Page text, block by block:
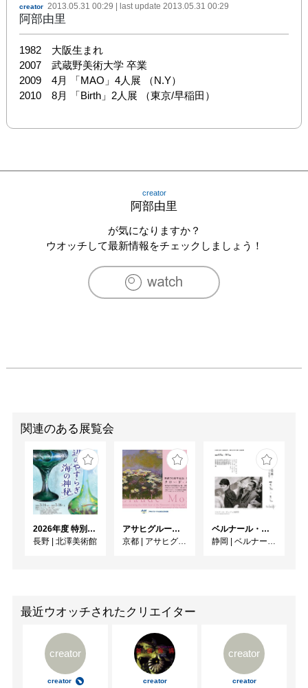
creator 2013.05.31 00:29 | last update 2013.05.31 00:29
阿部由里
1982　大阪生まれ
2007　武蔵野美術大学 卒業
2009　4月 「MAO」4人展 （N.Y）
2010　8月 「Birth」2人展 （東京/早稲田）
creator
阿部由里
が気になりますか？
ウオッチして最新情報をチェックしましょう！
関連のある展覧会
2026年度 特別展「ガレとドーム、アール･ヌーヴォーのガラス 水辺のやすらぎ、海の神秘」
長野 | 北澤美術館
アサヒグループ大山崎山荘美術館 開館30周年記念展「没後100年 クロード・モネ」
京都 | アサヒグループ大山崎山荘美術館
ベルナール・ビュフェと写真 ーカメラがとらえたビュフェとその時代、そして21 世紀へ
静岡 | ベルナール・ビュフェ美術館
最近ウオッチされたクリエイター
creator
creator creator
creator
creator